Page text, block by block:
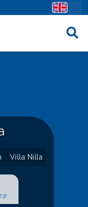
Villa Nilla